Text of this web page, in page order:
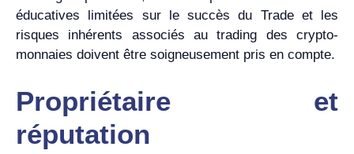
éducatives limitées sur le succès du Trade et les
risques inhérents associés au trading des crypto-
monnaies doivent être soigneusement pris en compte.
Propriétaire et
réputation